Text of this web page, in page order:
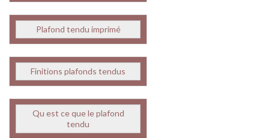
Plafond tendu imprimé
Finitions plafonds tendus
Qu est ce que le plafond
tendu